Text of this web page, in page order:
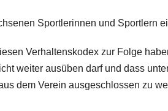
Sportlerinnen und Sportlern
Verhaltenskodex zur Folge
weiter ausüben darf und dass
dem Verein ausgeschlossen zu